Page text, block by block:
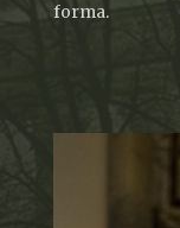
forma.